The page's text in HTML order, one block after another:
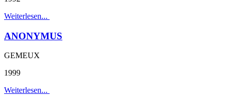
Weiterlesen...
ANONYMUS
GEMEUX
1999
Weiterlesen...